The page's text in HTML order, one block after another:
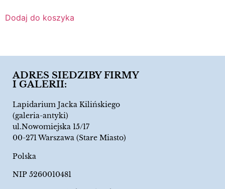
Dodaj do koszyka
ADRES SIEDZIBY FIRMY
I GALERII:
Lapidarium Jacka Kilińskiego
(galeria-antyki)
ul.Nowomiejska 15/17
00-271 Warszawa (Stare Miasto)
Polska
NIP 5260010481